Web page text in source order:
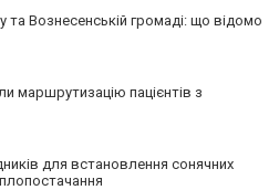
Вознесенській громаді: що відомо
маршрутизацію пацієнтів з
для встановлення сонячних